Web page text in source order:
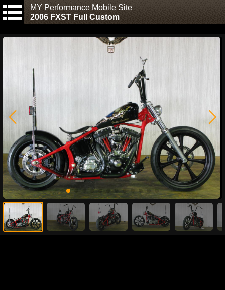
MY Performance Mobile Site
2006 FXST Full Custom